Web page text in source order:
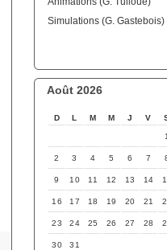
Simulations (G. Gastebois)
Août 2026
D L M M J V
1
2 3 4 5 6 7
9 10 11 12 13 14
16 17 18 19 20 21
23 24 25 26 27 28
30 31